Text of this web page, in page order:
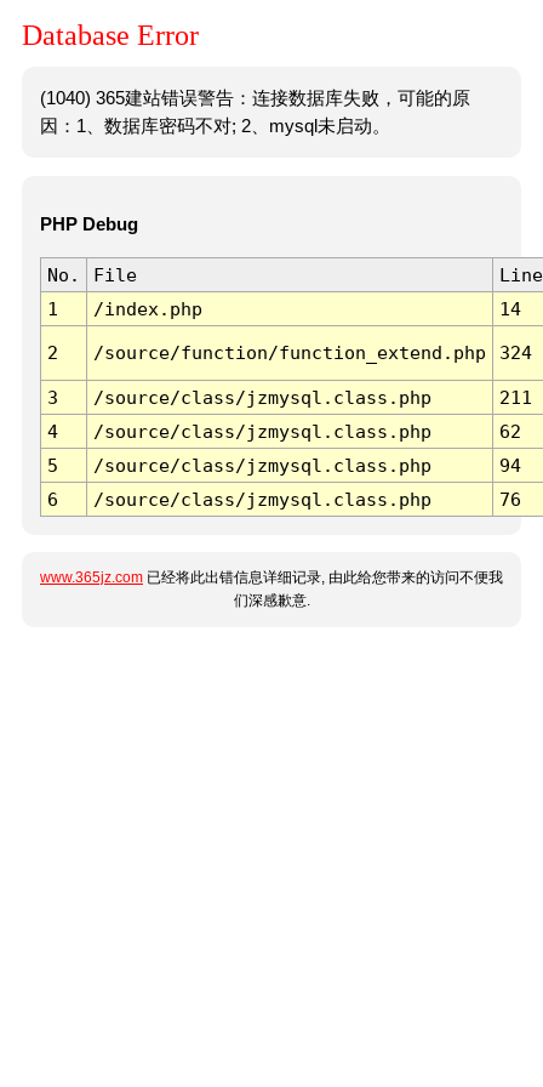
Database Error
(1040) 365建站错误警告：连接数据库失败，可能的原
因：1、数据库密码不对; 2、mysql未启动。
PHP Debug
No. File
Line
1
/index.php 14
2 /source/function/function_extend.php 324
3 /source/class/jzmysql.class.php
211
4
/source/class/jzmysql.class.php
62
5
/source/class/jzmysql.class.php
94
6
/source/class/jzmysql.class.php 76
www.365jz.com 已经将此出错信息详细记录, 由此给您带来的访问不便我
们深感歉意.